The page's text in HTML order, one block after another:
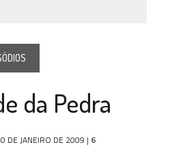
da Pedra
DE JANEIRO DE 2009 | 6